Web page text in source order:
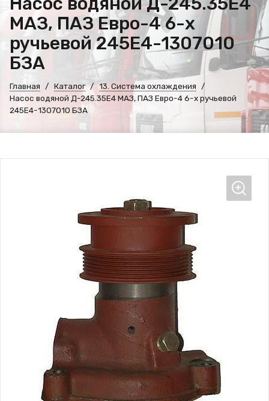
МАЗ, ПАЗ Евро-4 6-х
ручьевой 245Е4-1307010
БЗА
Главная Каталог
13. Система охлаждения
Насос водяной Д-245.35Е4 МАЗ, ПАЗ Евро-4 6-х ручьевой
245Е4-1307010 БЗА